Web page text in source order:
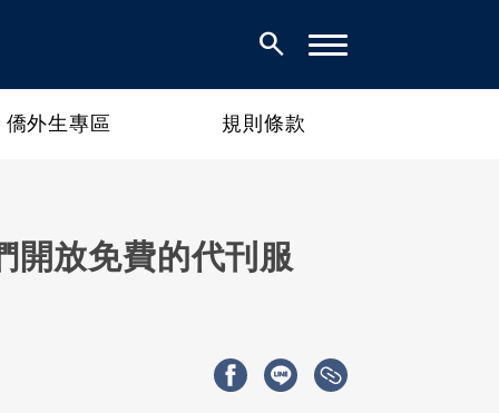
search
僑外生專區 規則條款
開放免費的代刊服